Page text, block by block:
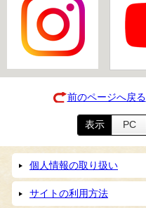
前のページへ戻る
表示 PC
個人情報の取り扱い
サイトの利用方法